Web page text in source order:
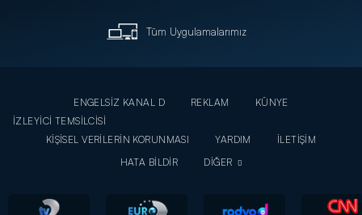
Tüm Uygulamalarımız
ENGELSİZ KANAL D REKLAM
KÜNYE
İZLEYİCİ TEMSİLCİSİ
KİŞİSEL VERİLERİN KORUNMASI
YARDIM
İLETİŞİM
HATA BİLDİR
DİĞER